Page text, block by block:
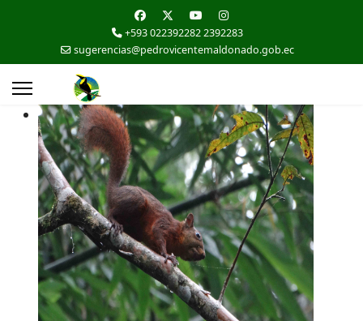
+593 022392282 2392283
sugerencias@pedrovicentemaldonado.gob.ec